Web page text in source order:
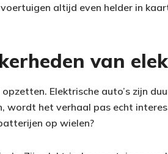
altijd even helder in
van
Elektrische auto’s zijn
wordt het verhaal pas echt
op wielen?